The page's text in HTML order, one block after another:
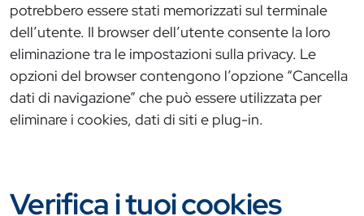
potrebbero essere stati memorizzati sul terminale
dell’utente. Il browser dell’utente consente la loro
eliminazione tra le impostazioni sulla privacy. Le
opzioni del browser contengono l’opzione “Cancella
dati di navigazione” che può essere utilizzata per
eliminare i cookies, dati di siti e plug-in.
Verifica i tuoi cookies